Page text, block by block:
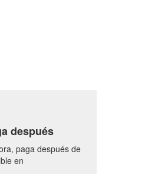
después
paga después de
en